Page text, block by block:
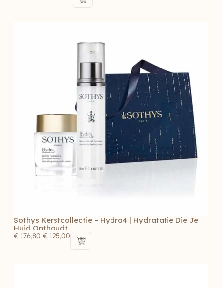
Sothys Kerstcollectie – Hydra4 | Hydratatie Die Je
Huid Onthoudt
€176,80 € 125,00